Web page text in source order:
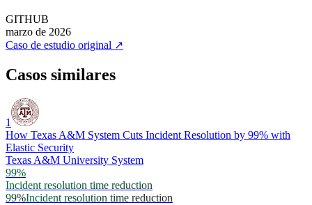
GITHUB
marzo de 2026
Caso de estudio original ↗
Casos similares
1
How Texas A&M System Cuts Incident Resolution by 99% with
Elastic Security
Texas A&M University System
99%
Incident resolution time reduction
99%Incident resolution time reduction